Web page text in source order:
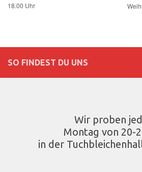
18.00 Uhr
SO FINDEST DU UNS
Wir proben
Montag von 20-
in der